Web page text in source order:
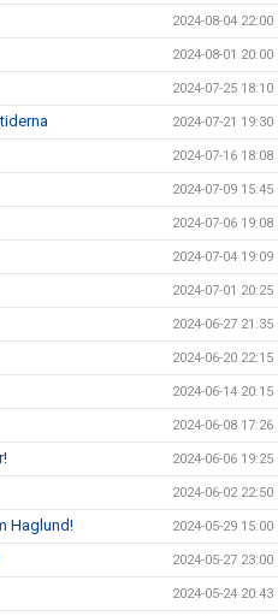
2024-08-04 22:00
2024-08-01 20:00
2024-07-25 18:10
2024-07-21 19:30
2024-07-16 18:08
2024-07-09 15:45
2024-07-06 19:08
2024-07-04 19:09
2024-07-01 20:25
2024-06-27 21:35
2024-06-20 22:15
2024-06-14 20:15
2024-06-08 17:26
2024-06-06 19:25
2024-06-02 22:50
Haglund! 2024-05-29 15:00
2024-05-27 23:00
2024-05-24 20:43